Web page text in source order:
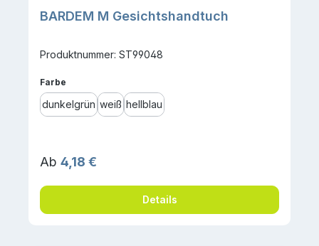
BARDEM M Gesichtshandtuch
Produktnummer: ST99048
Farbe
dunkelgrün weiß hellblau
Regulärer Preis:
Ab 4,18 €
Details